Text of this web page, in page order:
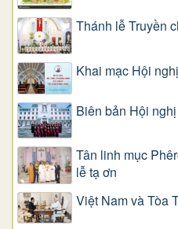
Thánh lễ Truyền
Khai mạc Hội
Biên bản Hội
Tân linh mục
lễ tạ ơn
Việt Nam và Tòa